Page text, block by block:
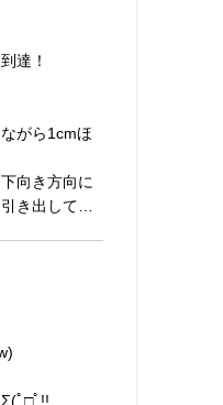
達！
がら1cmほ
向き方向に
引き出して…
ﾟ□ﾟ!!